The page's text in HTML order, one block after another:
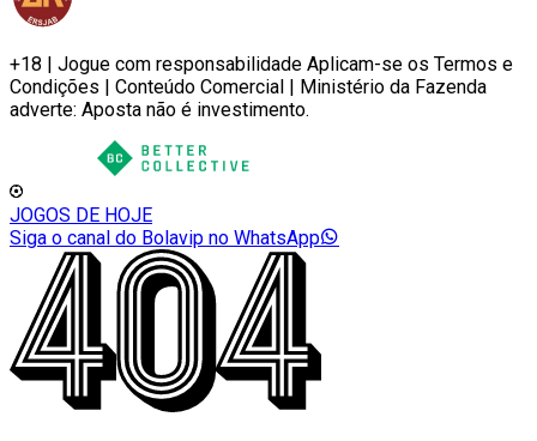
+18 | Jogue com responsabilidade Aplicam-se os Termos e
Condições | Conteúdo Comercial | Ministério da Fazenda
adverte: Aposta não é investimento.
JOGOS DE HOJE
Siga o canal do Bolavip no WhatsApp